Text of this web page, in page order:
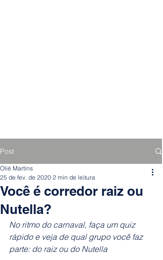
Post
Você é corredor raiz ou
Nutella?
Olié Martins
25 de fev. de 2020 2 min de leitura
No ritmo do carnaval, faça um quiz
rápido e veja de qual grupo você faz
parte: do raiz ou do Nutella